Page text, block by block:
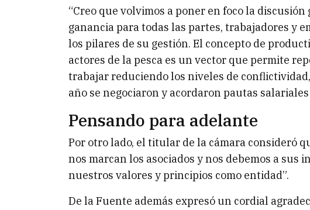
“Creo que volvimos a poner en foco la
ganancia para todas las partes, trabajadores y
los pilares de su gestión. El concepto de
actores de la pesca es un vector que permite
trabajar reduciendo los niveles de
año se negociaron y acordaron pautas
Pensando para adelante
Por otro lado, el titular de la cámara consideró
nos marcan los asociados y nos debemos a sus
nuestros valores y principios como entidad”.
De la Fuente además expresó un cordial